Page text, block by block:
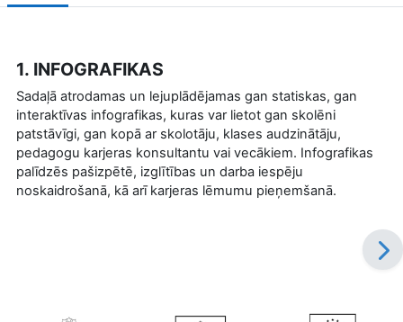
1. INFOGRAFIKAS
Sadaļā atrodamas un lejuplādējamas gan statiskas, gan
interaktīvas infografikas, kuras var lietot gan skolēni
patstāvīgi, gan kopā ar skolotāju, klases audzinātāju,
pedagogu karjeras konsultantu vai vecākiem. Infografikas
palīdzēs pašizpētē, izglītības un darba iespēju
noskaidrošanā, kā arī karjeras lēmumu pieņemšanā.